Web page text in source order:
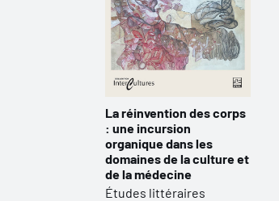
La réinvention des corps
: une incursion
organique dans les
domaines de la culture et
de la médecine
Études littéraires